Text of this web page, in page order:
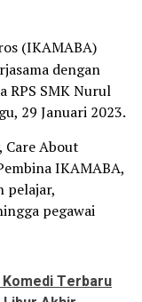
(IKAMABA)
dengan
RPS SMK Nurul
29 Januari 2023.
Care About
IKAMABA,
pelajar,
pegawai
Terbaru